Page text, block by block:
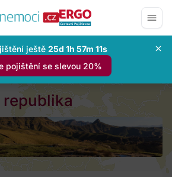
ještě 25d 1h 57m 10s
pojištění se slevou 20%